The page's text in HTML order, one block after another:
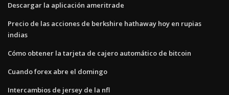
Descargar la aplicación ameritrade
Precio de las acciones de berkshire hathaway hoy en rupias
indias
Cómo obtener la tarjeta de cajero automático de bitcoin
Cuando forex abre el domingo
Intercambios de jersey de la nfl